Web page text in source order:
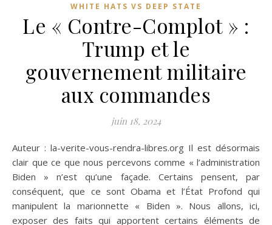
WHITE HATS VS DEEP STATE
Le « Contre-Complot » :
Trump et le
gouvernement militaire
aux commandes
juin 18, 2024
Auteur : la-verite-vous-rendra-libres.org Il est désormais
clair que ce que nous percevons comme « l’administration
Biden » n’est qu’une façade. Certains pensent, par
conséquent, que ce sont Obama et l’État Profond qui
manipulent la marionnette « Biden ». Nous allons, ici,
exposer des faits qui apportent certains éléments de